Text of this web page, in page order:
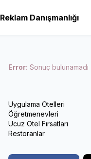
Reklam Danışmanlığı
Error: Sonuç bulunamadı
Uygulama Otelleri
Öğretmenevleri
Ucuz Otel Fırsatları
Restoranlar